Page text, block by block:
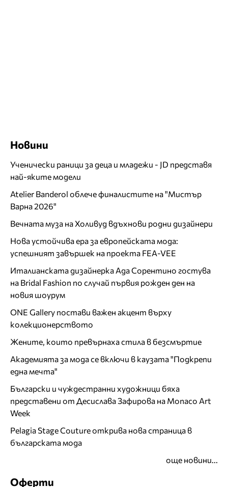
Новини
Ученически раници за деца и младежи - JD представя
най-яките модели
Atelier Banderol облече финалистите на "Мистър
Варна 2026"
Вечната муза на Холивуд вдъхнови родни дизайнери
Нова устойчива ера за европейската мода:
успешният завършек на проекта FEA-VEE
Италианската дизайнерка Ада Сорентино гостува
на Bridal Fashion по случай първия рожден ден на
новия шоурум
ONE Gallery постави важен акцент върху
колекционерството
Жените, които превърнаха стила в безсмъртие
Академията за мода се включи в каузата "Подкрепи
една мечта"
Български и чуждестранни художници бяха
представени от Десислава Зафирова на Monaco Art
Week
Pelagia Stage Couture открива нова страница в
българската мода
още новини...
Оферти